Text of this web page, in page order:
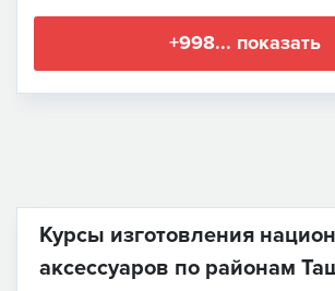
+998... показать
Курсы изготовления
аксессуаров по районам